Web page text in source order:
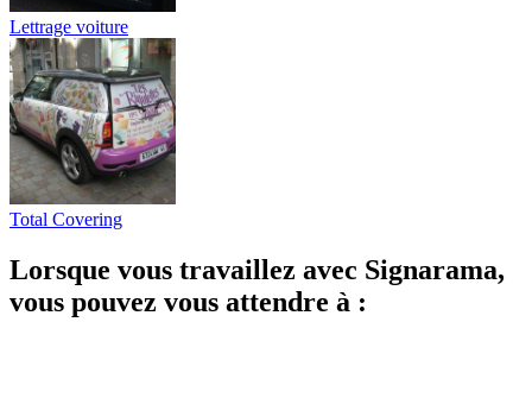
Lettrage voiture
Total Covering
Lorsque vous travaillez avec Signarama,
vous pouvez vous attendre à :